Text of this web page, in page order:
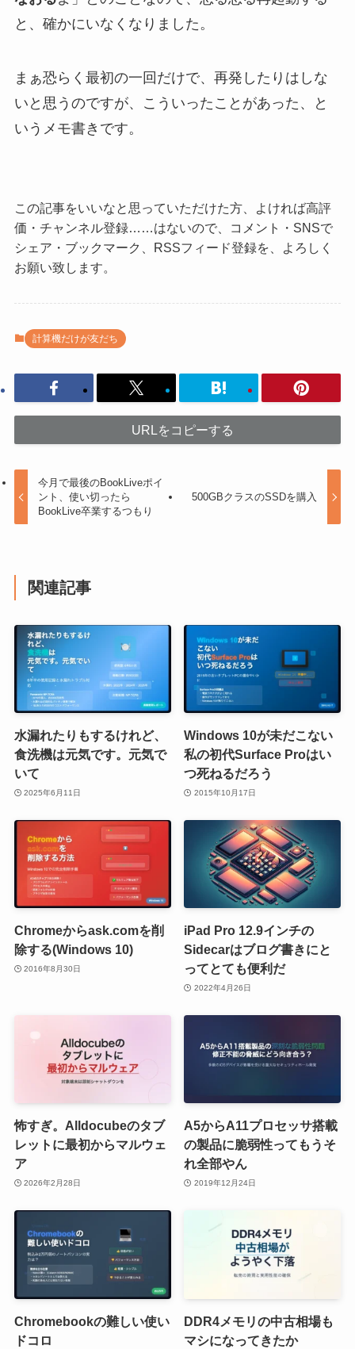
と、確かにいなくなりました。
まぁ恐らく最初の一回だけで、再発したりはしな
いと思うのですが、こういったことがあった、と
いうメモ書きです。
この記事をいいなと思っていただけた方、よければ高評
価・チャンネル登録……はないので、コメント・SNSで
シェア・ブックマーク、RSSフィード登録を、よろしく
お願い致します。
計算機だけが友だち
URLをコピーする
今月で最後のBookLiveポイ
ント、使い切ったら
BookLive卒業するつもり
500GBクラスのSSDを購入
関連記事
水漏れたりもするけれど、
食洗機は元気です。元気で
いて
2025年6月11日
Windows 10が未だこない
私の初代Surface Proはい
つ死ねるだろう
2015年10月17日
Chromeからask.comを削
除する(Windows 10)
2016年8月30日
iPad Pro 12.9インチの
Sidecarはブログ書きにと
ってとても便利だ
2022年4月26日
怖すぎ。Alldocubeのタブ
レットに最初からマルウェ
ア
2026年2月28日
A5からA11プロセッサ搭載
の製品に脆弱性ってもうそ
れ全部やん
2019年12月24日
Chromebookの難しい使い
ドコロ
DDR4メモリの中古相場も
マシになってきたか